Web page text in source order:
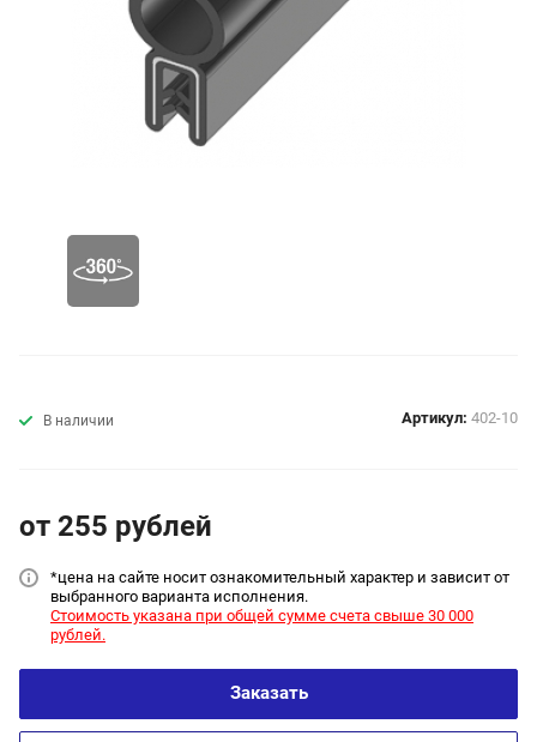
В наличии Артикул: 402-10
от 255 рублей
*цена на сайте носит ознакомительный характер и зависит от
выбранного варианта исполнения.
Стоимость указана при общей сумме счета свыше 30 000
рублей.
Заказать